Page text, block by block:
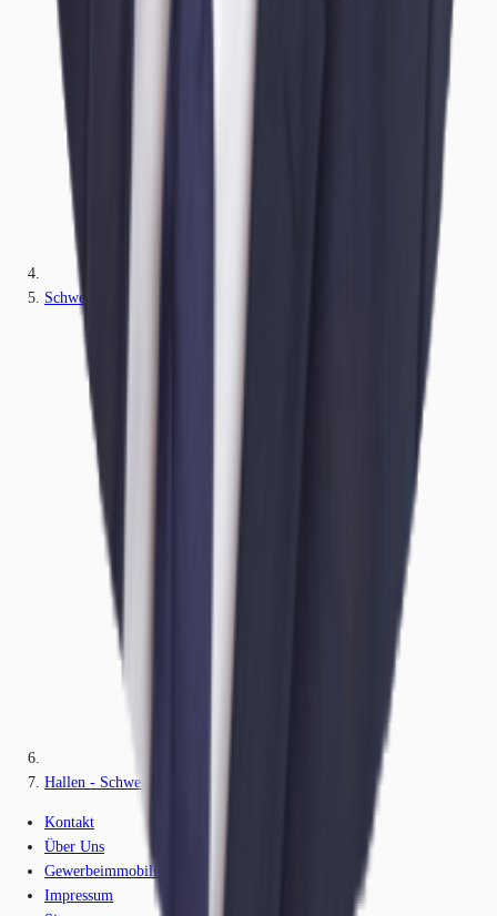
Schwerin
Hallen - Schwerin - B2471
Kontakt
Über Uns
Gewerbeimmobilien-Lexikon
Impressum